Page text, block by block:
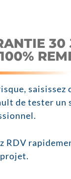
30
de tester
RDV